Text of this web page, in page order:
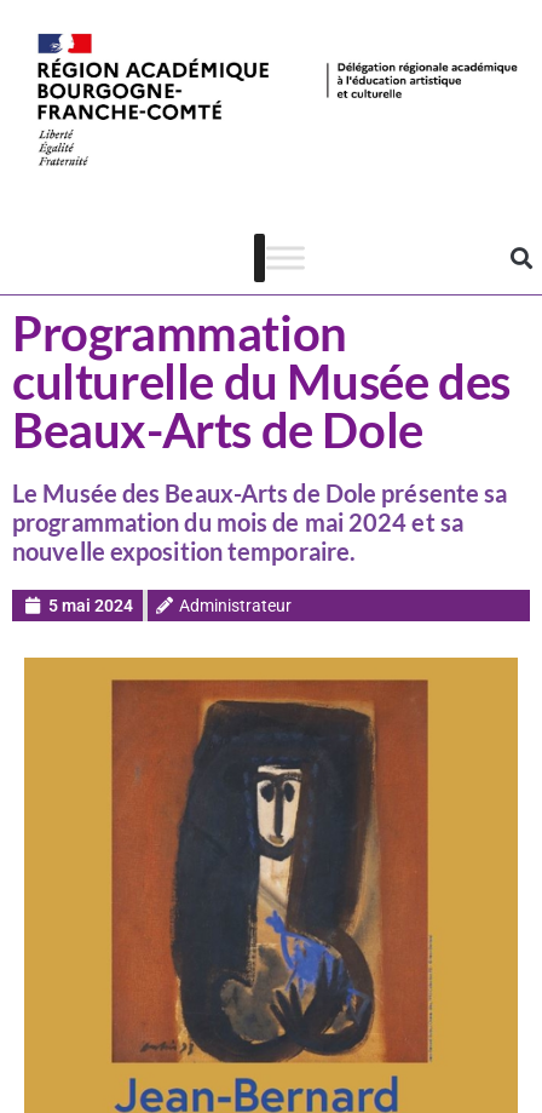
Programmation
culturelle du Musée des
Beaux-Arts de Dole
Le Musée des Beaux-Arts de Dole présente sa
programmation du mois de mai 2024 et sa
nouvelle exposition temporaire.
5 mai 2024 Administrateur